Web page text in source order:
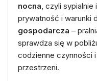
nocna, czyli sypialnie
prywatność i warunki
gospodarcza –
sprawdza się w
codzienne czynności
przestrzeni.